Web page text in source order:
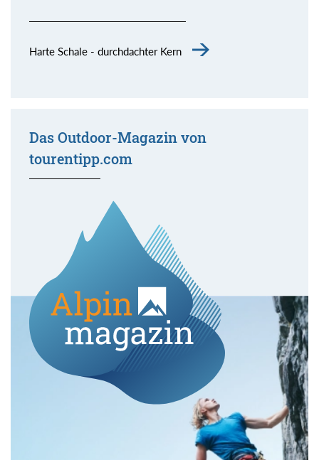
Harte Schale - durchdachter Kern
Das Outdoor-Magazin von
tourentipp.com